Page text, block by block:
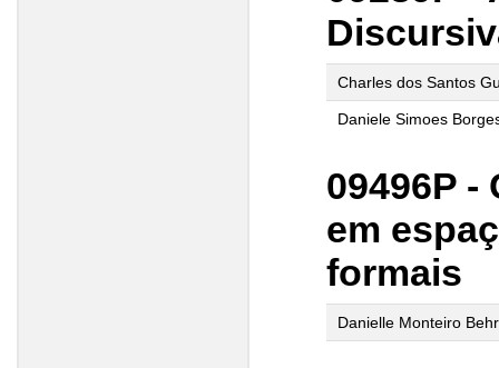
Charles dos Santos
Daniele Simoes
09496P
em
formais
Danielle Monteiro